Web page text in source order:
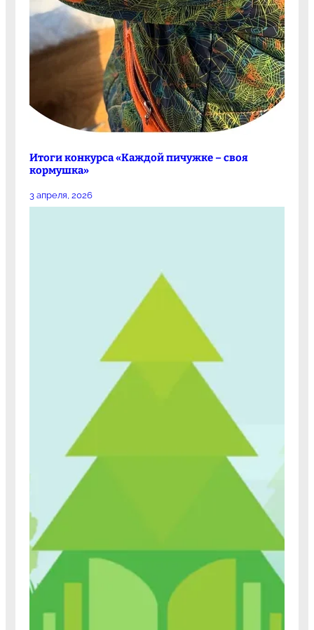
Итоги конкурса «Каждой пичужке – своя
кормушка»
3 апреля, 2026